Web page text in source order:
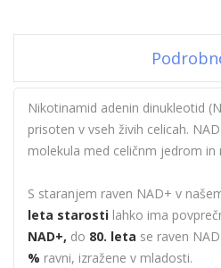
Nikotinamid adenin dinukleotid
prisoten v vseh živih celicah.
molekula med celičnm jedrom in
S staranjem raven NAD+ v
leta starosti lahko ima
NAD+, do 80. leta se raven
% ravni, izražene v mladosti.